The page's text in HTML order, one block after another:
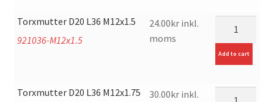
Torxmutter D20 L36 M12x1.5
921036-M12x1.5
24.00krinkl.
moms
Add to cart
Torxmutter D20 L36 M12x1.75
30.00krinkl.